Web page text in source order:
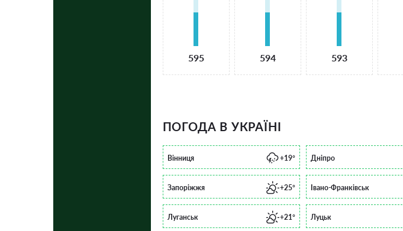
595 594 593
ПОГОДА В УКРАЇНІ
Вінниця +19° Дніпро
Запоріжжя +25° Івано-Франківськ
Луганськ +21° Луцьк